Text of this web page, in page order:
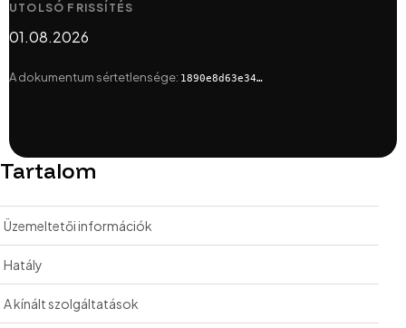
UTOLSÓ FRISSÍTÉS
01.08.2026
A dokumentum sértetlensége: 1890e8d63e34…
Tartalom
Üzemeltetői információk
Hatály
A kínált szolgáltatások